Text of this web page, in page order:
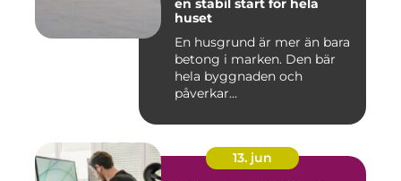
en stabil start för hela
huset
En husgrund är mer än bara
betong i marken. Den bär
hela byggnaden och
påverkar...
13. jun